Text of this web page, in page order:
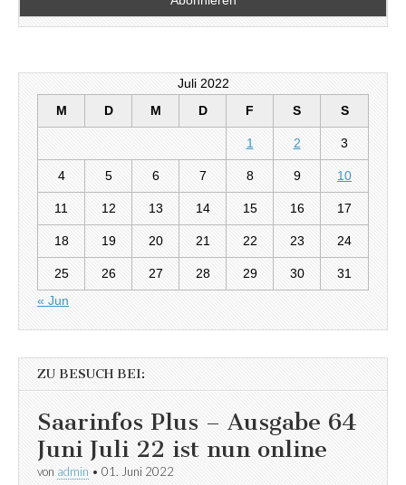
Juli 2022
M
D M D F S S
1 2 3
4 5 6 7 8 9 10
11 12 13 14 15 16 17
18 19 20 21 22 23 24
25 26 27 28 29 30
31
« Jun
ZU BESUCH BEI:
Saarinfos Plus – Ausgabe 64
Juni Juli 22 ist nun online
von admin • 01. Juni 2022